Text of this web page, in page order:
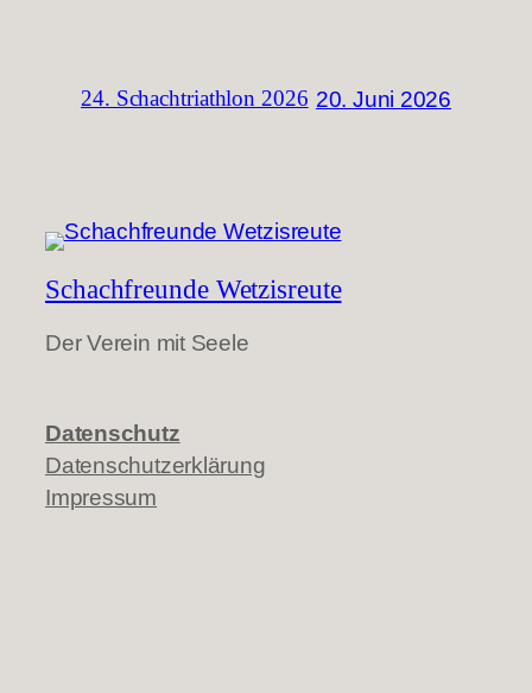
24. Schachtriathlon 2026 20. Juni 2026
Schachfreunde Wetzisreute
Der Verein mit Seele
Datenschutz
Datenschutzerklärung
Impressum